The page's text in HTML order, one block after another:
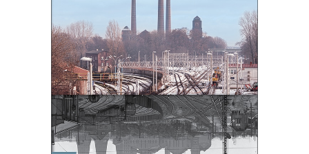
To, co zdecydowało o powstaniu
Bytomia, jego bogactwie i tradycji,
miało stać się jego zagładą.
61.00zł 39.65zł
KSIĄŻKA DO KOSZYKA